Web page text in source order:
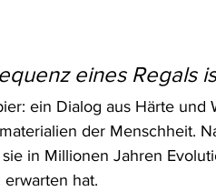
eines Regals
ein Dialog aus Härte und
der Menschheit.
in Millionen Jahren
hat.